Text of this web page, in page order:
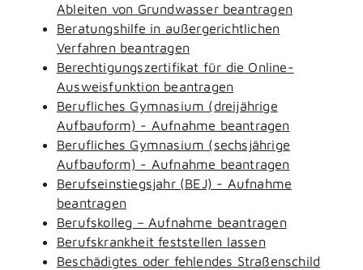
Ableiten von Grundwasser beantragen
Beratungshilfe in außergerichtlichen
Verfahren beantragen
Berechtigungszertifikat für die Online-
Ausweisfunktion beantragen
Berufliches Gymnasium (dreijährige
Aufbauform) - Aufnahme beantragen
Berufliches Gymnasium (sechsjährige
Aufbauform) - Aufnahme beantragen
Berufseinstiegsjahr (BEJ) - Aufnahme
beantragen
Berufskolleg – Aufnahme beantragen
Berufskrankheit feststellen lassen
Beschädigtes oder fehlendes Straßenschild